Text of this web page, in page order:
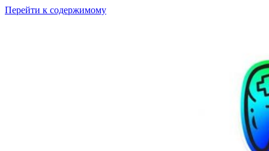
Перейти к содержимому